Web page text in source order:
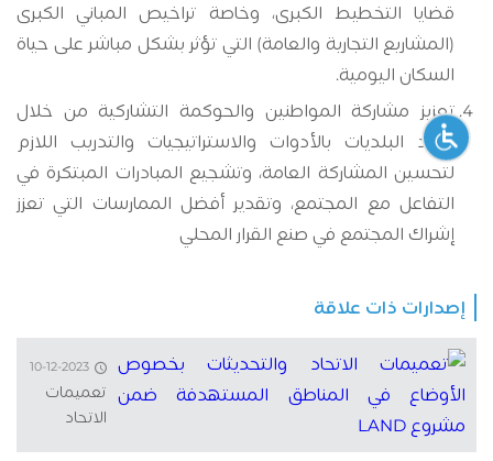
قضايا التخطيط الكبرى، وخاصة تراخيص المباني الكبرى
(المشاريع التجارية والعامة) التي تؤثر بشكل مباشر على حياة
السكان اليومية.
تعزيز مشاركة المواطنين والحوكمة التشاركية من خلال
تزويد البلديات بالأدوات والاستراتيجيات والتدريب اللازم
لتحسين المشاركة العامة، وتشجيع المبادرات المبتكرة في
التفاعل مع المجتمع، وتقدير أفضل الممارسات التي تعزز
إشراك المجتمع في صنع القرار المحلي
إصدارات ذات علاقة
10-12-2023
تعميمات
الاتحاد